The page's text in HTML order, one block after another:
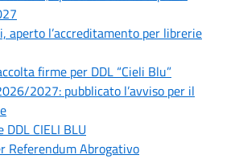
aperto l’accreditamento per librerie
firme per DDL “Cieli Blu”
2027: pubblicato l’avviso per il
CIELI BLU
Referendum Abrogativo